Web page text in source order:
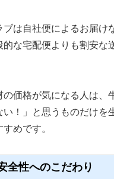
ブは自社便によるお届け
的な宅配便よりも割安な
の価格が気になる人は、
い！」と思うものだけを
めです。
全性へのこだわり